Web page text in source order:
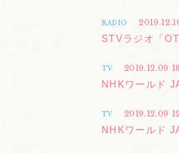
RADIO
STVラジオ「
TV
2019.12.09
NHKワールド
TV
2019.12.09
NHKワールド